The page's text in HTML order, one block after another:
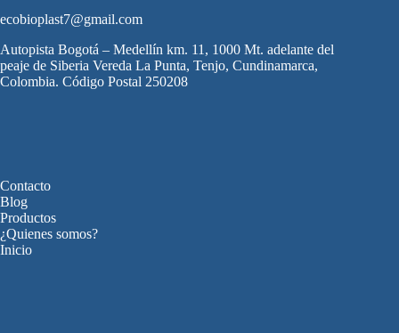
ecobioplast7@gmail.com
Autopista Bogotá – Medellín km. 11, 1000 Mt. adelante del
peaje de Siberia Vereda La Punta, Tenjo, Cundinamarca,
Colombia. Código Postal 250208
Contacto
Blog
Productos
¿Quienes somos?
Inicio